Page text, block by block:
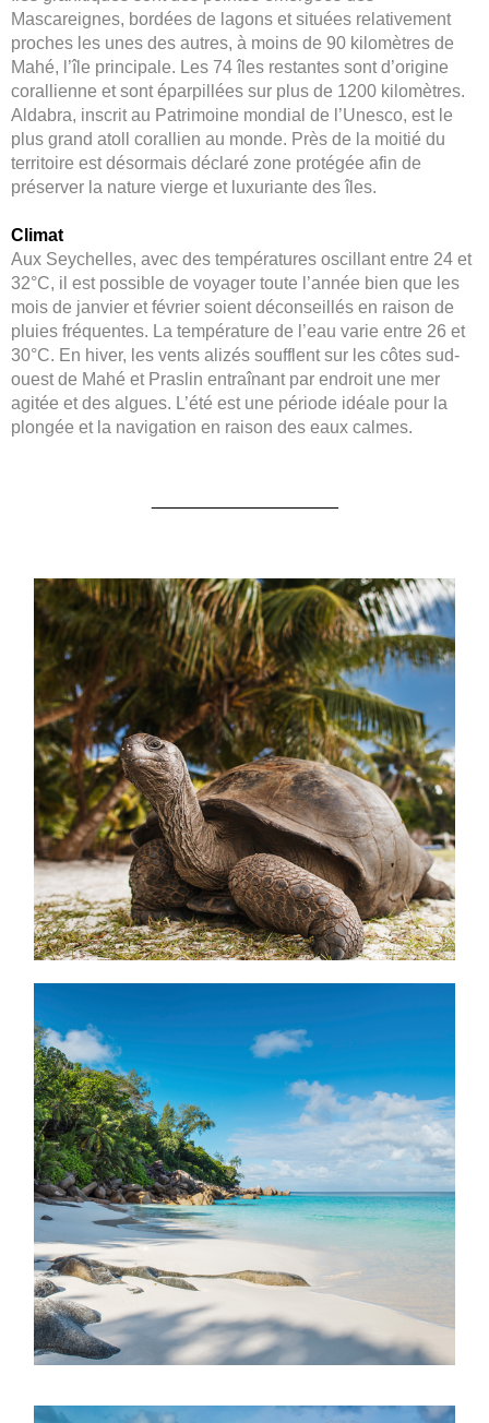
Mascareignes, bordées de lagons et situées relativement
proches les unes des autres, à moins de 90 kilomètres de
Mahé, l’île principale. Les 74 îles restantes sont d’origine
corallienne et sont éparpillées sur plus de 1200 kilomètres.
Aldabra, inscrit au Patrimoine mondial de l’Unesco, est le
plus grand atoll corallien au monde. Près de la moitié du
territoire est désormais déclaré zone protégée afin de
préserver la nature vierge et luxuriante des îles.
Climat
Aux Seychelles, avec des températures oscillant entre 24 et
32°C, il est possible de voyager toute l’année bien que les
mois de janvier et février soient déconseillés en raison de
pluies fréquentes. La température de l’eau varie entre 26 et
30°C. En hiver, les vents alizés soufflent sur les côtes sud-
ouest de Mahé et Praslin entraînant par endroit une mer
agitée et des algues. L’été est une période idéale pour la
plongée et la navigation en raison des eaux calmes.